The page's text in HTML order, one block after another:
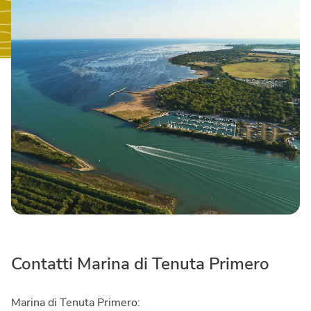
Contatti Marina di Tenuta Primero
Marina di Tenuta Primero: